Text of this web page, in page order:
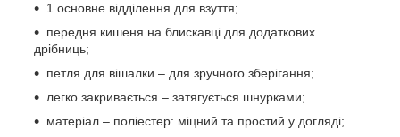
1 основне відділення для взуття;
передня кишеня на блискавці для додаткових
дрібниць;
петля для вішалки – для зручного зберігання;
легко закривається – затягується шнурками;
матеріал – поліестер: міцний та простий у догляді;